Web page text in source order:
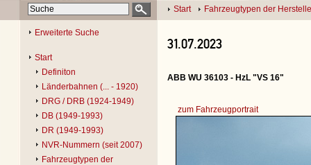
Start Fahrzeugtypen der
Erweiterte Suche
Start
Definiton
Länderbahnen (... - 1920)
DRG / DRB (1924-1949)
DB (1949-1993)
DR (1949-1993)
NVR-Nummern (seit 2007)
Fahrzeugtypen der
31.07.2023
ABB WU 36103 - HzL "VS 16"
zum Fahrzeugportrait